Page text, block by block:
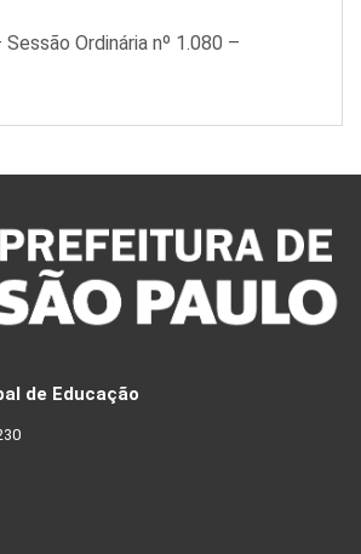
Ordinária nº 1.080 –
de Educação